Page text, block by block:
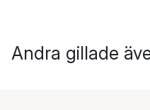
Andra gillade